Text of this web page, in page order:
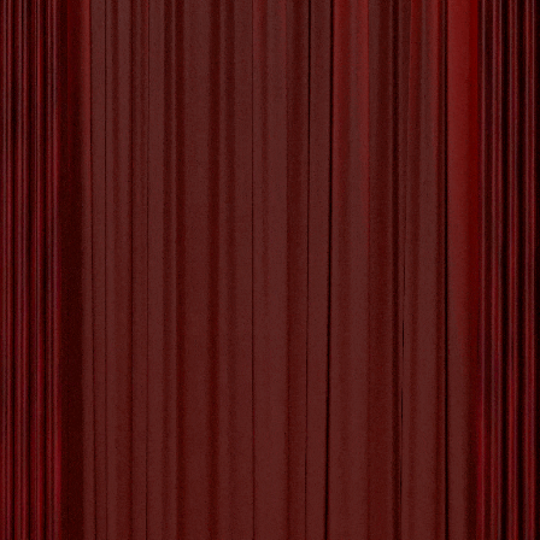
De Magie van de Appel
Kunstenaar: Creatieve
Meesterwerken in Fruitvorm
De Appel Kunstenaar: Creativiteit in de
Fruitwereld Appels zijn niet alleen heerlijk om te
eten, maar kunnen ook dienen als canvas voor
creatieve uitingen. De opkomst van de ‘appel
kunstenaar’ heeft de fruitwereld op zijn kop
gezet, met kunstwerken die zowel verbluffend
als eetbaar zijn. De appel kunstenaar is een
kunstenaar die zijn talenten gebruikt [more…]
Tagged with: appel kunstenaar
cobra-
beweging
emoties energie expressieve schilderijen
invloedrijk
levendige penseelstreken
moderne